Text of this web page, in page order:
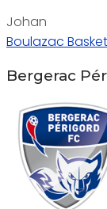
Johan
Boulazac
Bergerac